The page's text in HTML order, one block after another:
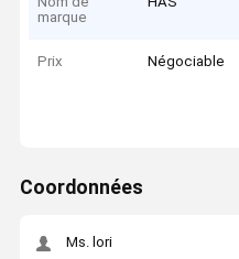
marque
Prix Négociable
Coordonnées
Ms. lori